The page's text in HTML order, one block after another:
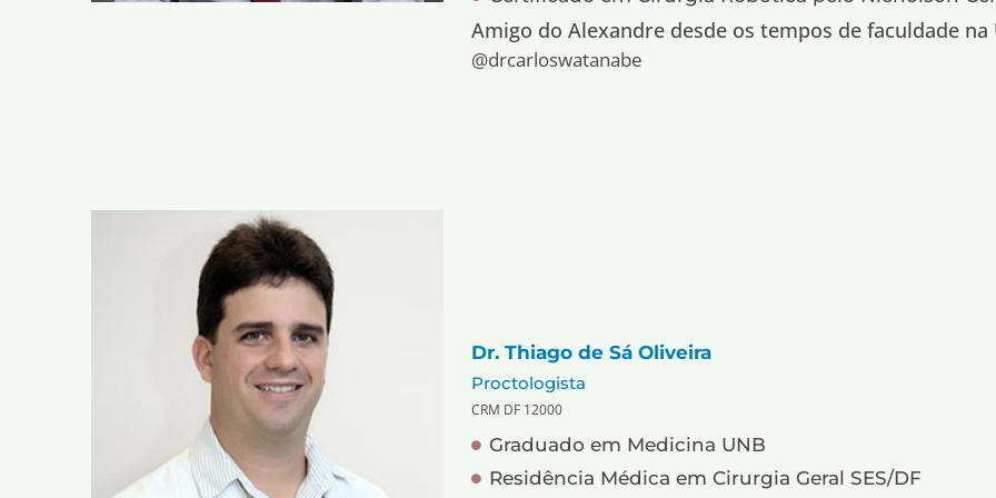
Amigo do Alexandre desde os tempos de faculdade na
@drcarloswatanabe
Dr. Thiago de Sá Oliveira
Proctologista
CRM DF 12000
Graduado em Medicina UNB
Residência Médica em Cirurgia Geral SES/DF